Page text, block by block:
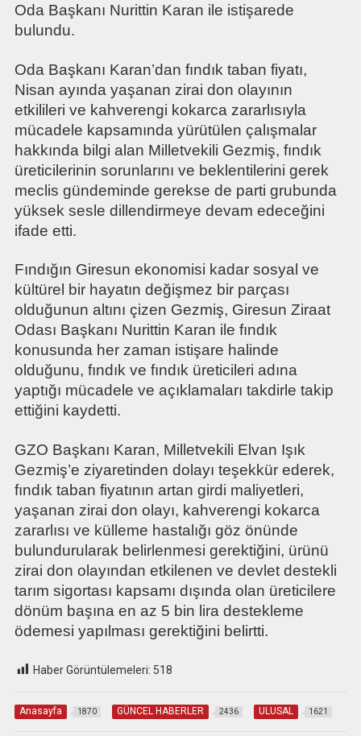
Oda Başkanı Nurittin Karan ile istişarede
bulundu.
Oda Başkanı Karan’dan fındık taban fiyatı,
Nisan ayında yaşanan zirai don olayının
etkilileri ve kahverengi kokarca zararlısıyla
mücadele kapsamında yürütülen çalışmalar
hakkında bilgi alan Milletvekili Gezmiş, fındık
üreticilerinin sorunlarını ve beklentilerini gerek
meclis gündeminde gerekse de parti grubunda
yüksek sesle dillendirmeye devam edeceğini
ifade etti.
Fındığın Giresun ekonomisi kadar sosyal ve
kültürel bir hayatın değişmez bir parçası
olduğunun altını çizen Gezmiş, Giresun Ziraat
Odası Başkanı Nurittin Karan ile fındık
konusunda her zaman istişare halinde
olduğunu, fındık ve fındık üreticileri adına
yaptığı mücadele ve açıklamaları takdirle takip
ettiğini kaydetti.
GZO Başkanı Karan, Milletvekili Elvan Işık
Gezmiş’e ziyaretinden dolayı teşekkür ederek,
fındık taban fiyatının artan girdi maliyetleri,
yaşanan zirai don olayı, kahverengi kokarca
zararlısı ve külleme hastalığı göz önünde
bulundurularak belirlenmesi gerektiğini, ürünü
zirai don olayından etkilenen ve devlet destekli
tarım sigortası kapsamı dışında olan üreticilere
dönüm başına en az 5 bin lira destekleme
ödemesi yapılması gerektiğini belirtti.
Haber Görüntülemeleri: 518
Anasayfa 1870 GÜNCEL HABERLER 2436 ULUSAL 1621